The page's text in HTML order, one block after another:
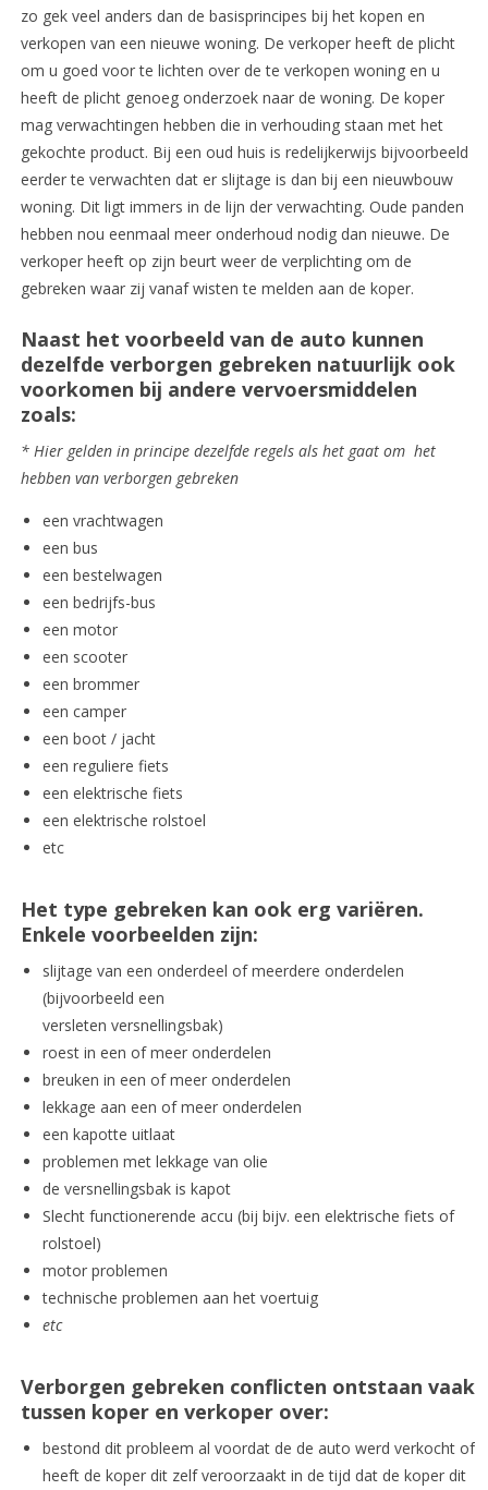
zo gek veel anders dan de basisprincipes bij het kopen en
verkopen van een nieuwe woning. De verkoper heeft de plicht
om u goed voor te lichten over de te verkopen woning en u
heeft de plicht genoeg onderzoek naar de woning. De koper
mag verwachtingen hebben die in verhouding staan met het
gekochte product. Bij een oud huis is redelijkerwijs bijvoorbeeld
eerder te verwachten dat er slijtage is dan bij een nieuwbouw
woning. Dit ligt immers in de lijn der verwachting. Oude panden
hebben nou eenmaal meer onderhoud nodig dan nieuwe. De
verkoper heeft op zijn beurt weer de verplichting om de
gebreken waar zij vanaf wisten te melden aan de koper.
Naast het voorbeeld van de auto kunnen
dezelfde verborgen gebreken natuurlijk ook
voorkomen bij andere vervoersmiddelen
zoals:
* Hier gelden in principe dezelfde regels als het gaat om het
hebben van verborgen gebreken
een vrachtwagen
een bus
een bestelwagen
een bedrijfs-bus
een motor
een scooter
een brommer
een camper
een boot / jacht
een reguliere fiets
een elektrische fiets
een elektrische rolstoel
etc
Het type gebreken kan ook erg variëren.
Enkele voorbeelden zijn:
slijtage van een onderdeel of meerdere onderdelen
(bijvoorbeeld een
versleten versnellingsbak)
roest in een of meer onderdelen
breuken in een of meer onderdelen
lekkage aan een of meer onderdelen
een kapotte uitlaat
problemen met lekkage van olie
de versnellingsbak is kapot
Slecht functionerende accu (bij bijv. een elektrische fiets of
rolstoel)
motor problemen
technische problemen aan het voertuig
etc
Verborgen gebreken conflicten ontstaan vaak
tussen koper en verkoper over:
bestond dit probleem al voordat de de auto werd verkocht of
heeft de koper dit zelf veroorzaakt in de tijd dat de koper dit